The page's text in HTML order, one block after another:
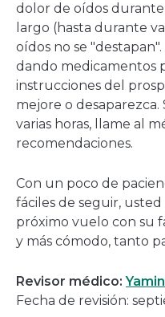
dolor de oídos
largo (hasta durante
oídos no se
dando medicamentos
instrucciones del
mejore o
varias horas, llame al
recomendaciones.
Con un poco de
fáciles de seguir,
próximo vuelo con su
y más cómodo, tanto
Revisor médico:
Fecha de revisión: